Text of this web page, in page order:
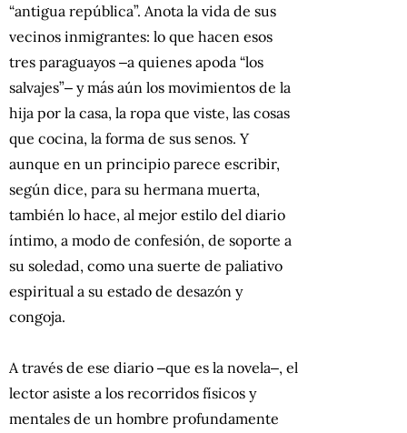
“antigua república”. Anota la vida de sus
vecinos inmigrantes: lo que hacen esos
tres paraguayos ‒a quienes apoda “los
salvajes”‒ y más aún los movimientos de la
hija por la casa, la ropa que viste, las cosas
que cocina, la forma de sus senos. Y
aunque en un principio parece escribir,
según dice, para su hermana muerta,
también lo hace, al mejor estilo del diario
íntimo, a modo de confesión, de soporte a
su soledad, como una suerte de paliativo
espiritual a su estado de desazón y
congoja.
A través de ese diario ‒que es la novela‒, el
lector asiste a los recorridos físicos y
mentales de un hombre profundamente